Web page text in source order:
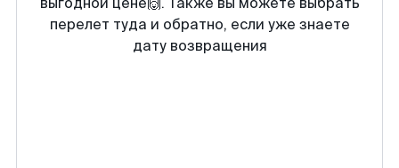
перелет туда и обратно, если уже знаете
дату возвращения